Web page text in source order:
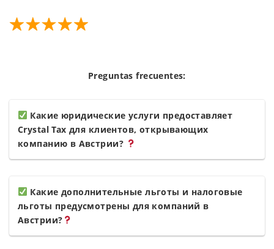
Preguntas frecuentes:
Какие юридические услуги предоставляет
Crystal Tax для клиентов, открывающих
компанию в Австрии?
Какие дополнительные льготы и налоговые
льготы предусмотрены для компаний в
Австрии?